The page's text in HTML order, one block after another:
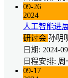
09-26
2024
人工智能进
研讨会 孙明
日期: 2024-
日程安排: 周
09-17